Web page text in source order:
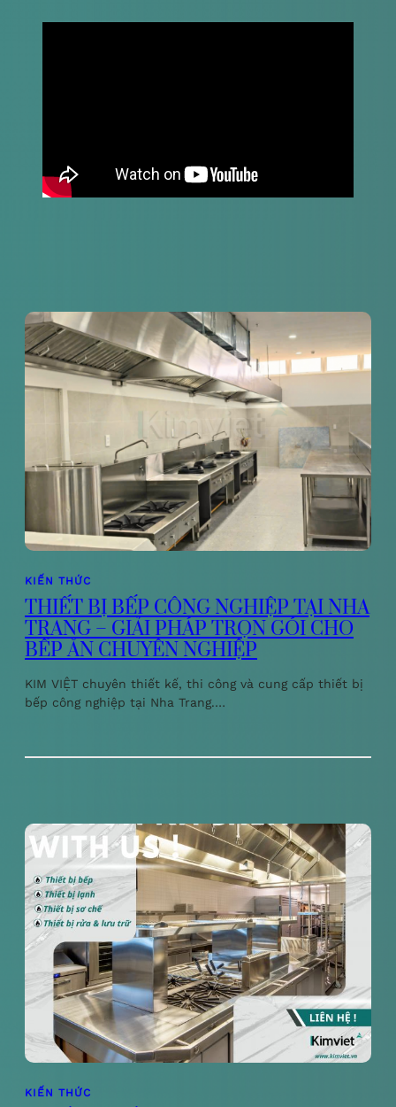
KIẾN THỨC
THIẾT BỊ BẾP CÔNG NGHIỆP TẠI NHA
TRANG – GIẢI PHÁP TRỌN GÓI CHO
BẾP ĂN CHUYÊN NGHIỆP
KIM VIỆT chuyên thiết kế, thi công và cung cấp thiết bị
bếp công nghiệp tại Nha Trang.…
KIẾN THỨC